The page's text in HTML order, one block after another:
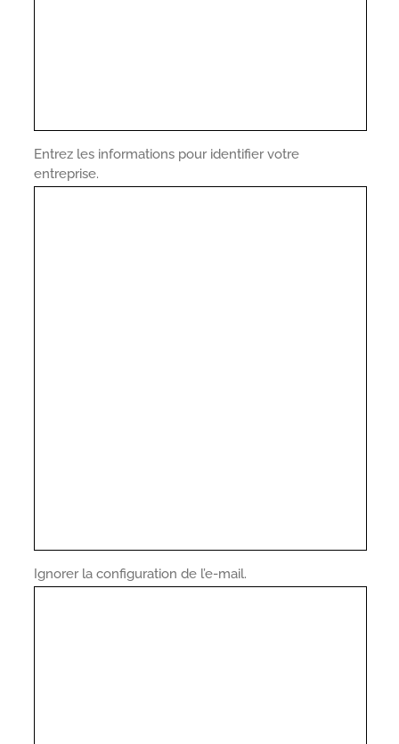
Entrez les informations pour identifier votre
entreprise.
Ignorer la configuration de l’e-mail.